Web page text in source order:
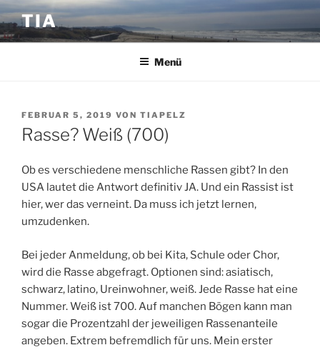
Zum
Inhalt
springen
TIA
Menü
VERÖFFENTLICHT
AM
FEBRUAR 5, 2019 VON TIAPELZ
Rasse? Weiß (700)
Ob es verschiedene menschliche Rassen gibt? In den
USA lautet die Antwort definitiv JA. Und ein Rassist ist
hier, wer das verneint. Da muss ich jetzt lernen,
umzudenken.
Bei jeder Anmeldung, ob bei Kita, Schule oder Chor,
wird die Rasse abgefragt. Optionen sind: asiatisch,
schwarz, latino, Ureinwohner, weiß. Jede Rasse hat eine
Nummer. Weiß ist 700. Auf manchen Bögen kann man
sogar die Prozentzahl der jeweiligen Rassenanteile
angeben. Extrem befremdlich für uns. Mein erster